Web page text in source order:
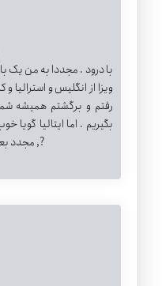
با درود . مجددا به من یک بار
ویزا از انگلیس و
رفتم و برگشتم همیشه
بگیریم . اما ایتالیا گویا
مجدد بعد برگشتم یا همین ایتالیا یا حتی هلند ,?